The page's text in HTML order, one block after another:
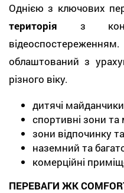
Однією з ключових
територія з
облаштований з
різного віку.
дитячі
спортивні зони
зони відпочинку
наземний та
комерційні
ПЕРЕВАГИ ЖК